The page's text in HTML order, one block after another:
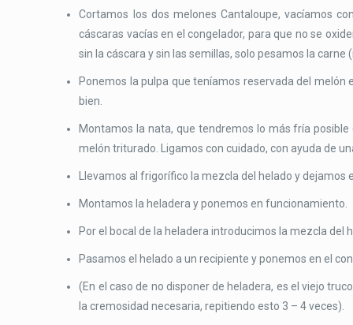
Cortamos los dos melones Cantaloupe, vacíamos
cáscaras vacías en el congelador, para que no se
sin la cáscara y sin las semillas, solo pesamos la carne
Ponemos la pulpa que teníamos reservada del
bien.
Montamos la nata, que tendremos lo más fría
melón triturado. Ligamos con cuidado, con ayuda de
Llevamos al frigorífico la mezcla del helado y dejamos
Montamos la heladera y ponemos en funcionamiento.
Por el bocal de la heladera introducimos la mezcla del
Pasamos el helado a un recipiente y ponemos en el
(En el caso de no disponer de heladera, es el viejo
la cremosidad necesaria, repitiendo esto 3 – 4 veces).